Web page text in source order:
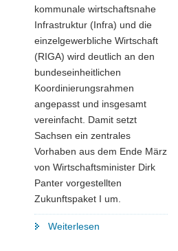
kommunale wirtschaftsnahe
Infrastruktur (Infra) und die
einzelgewerbliche Wirtschaft
(RIGA) wird deutlich an den
bundeseinheitlichen
Koordinierungsrahmen
angepasst und insgesamt
vereinfacht. Damit setzt
Sachsen ein zentrales
Vorhaben aus dem Ende März
von Wirtschaftsminister Dirk
Panter vorgestellten
Zukunftspaket I um.
Weiterlesen